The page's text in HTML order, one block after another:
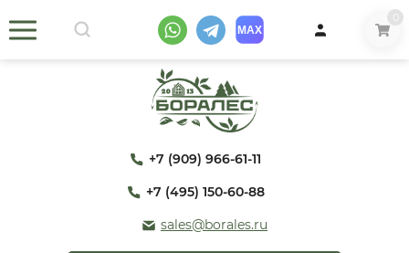
+7 (909) 966-61-11
+7 (495) 150-60-88
sales@borales.ru